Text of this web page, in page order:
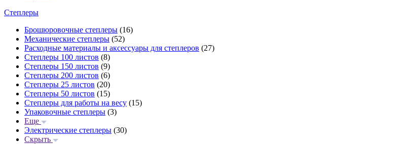
Степлеры
Брошюровочные степлеры (16)
Механические степлеры (52)
Расходные материалы и аксессуары для степлеров (27)
Степлеры 100 листов (8)
Степлеры 150 листов (9)
Степлеры 200 листов (6)
Степлеры 25 листов (20)
Степлеры 50 листов (15)
Степлеры для работы на весу (15)
Упаковочные степлеры (3)
Еще
Электрические степлеры (30)
Скрыть